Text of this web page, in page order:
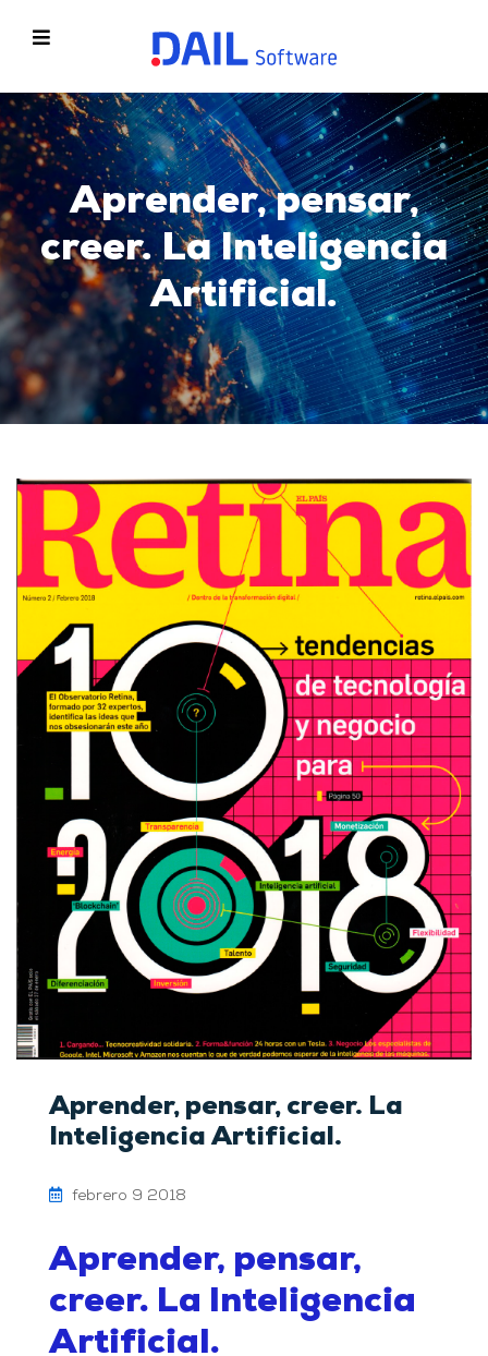
Aprender, pensar,
creer. La Inteligencia
Artificial.
Aprender, pensar, creer. La
Inteligencia Artificial.
febrero 9 2018
Aprender, pensar,
creer. La Inteligencia
Artificial.